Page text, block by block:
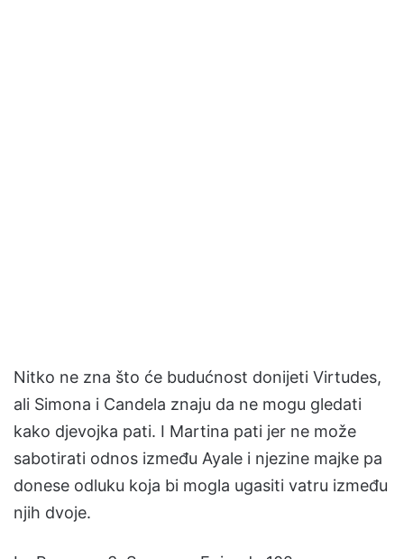
Nitko ne zna što će budućnost donijeti Virtudes,
ali Simona i Candela znaju da ne mogu gledati
kako djevojka pati. I Martina pati jer ne može
sabotirati odnos između Ayale i njezine majke pa
donese odluku koja bi mogla ugasiti vatru između
njih dvoje.